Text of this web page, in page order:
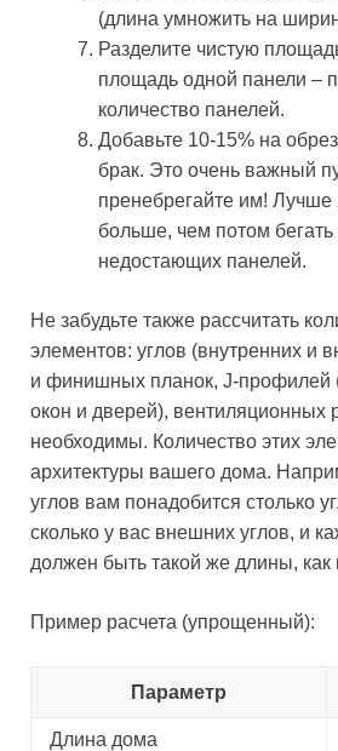
(длина умножить на
Разделите чистую
площадь одной панели –
количество панелей.
Добавьте 10-15% на
брак. Это очень важный
пренебрегайте им! Лучше
больше, чем потом бегать
недостающих панелей.
Не забудьте также рассчитать
элементов: углов (внутренних и
и финишных планок, J-профилей
окон и дверей), вентиляционных
необходимы. Количество этих
архитектуры вашего дома.
углов вам понадобится столько
сколько у вас внешних углов, и
должен быть такой же длины, как
Пример расчета (упрощенный):
Параметр
Длина дома